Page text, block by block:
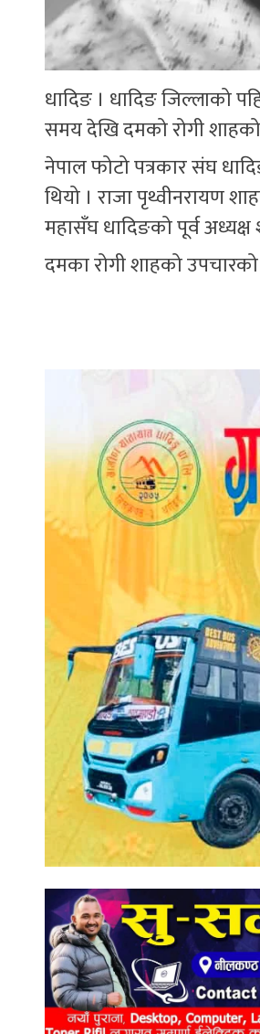
धादिङ । धादिङ जिल्लाको
समय देखि दमको रोगी
नेपाल फोटो पत्रकार संघ
थियो । राजा पृथ्वीनरायण
महासँघ धादिङको पूर्व
दमका रोगी शाहको